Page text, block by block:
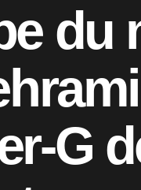
du
G